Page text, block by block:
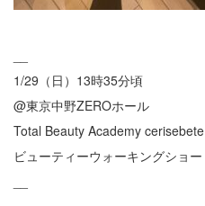
1/29（日）13時35分頃
@東京中野ZEROホール
Total Beauty Academy cerisebete
ビューティーウォーキングショー